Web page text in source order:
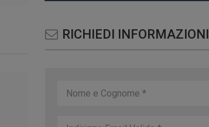
RICHIEDI INFORMAZIONI